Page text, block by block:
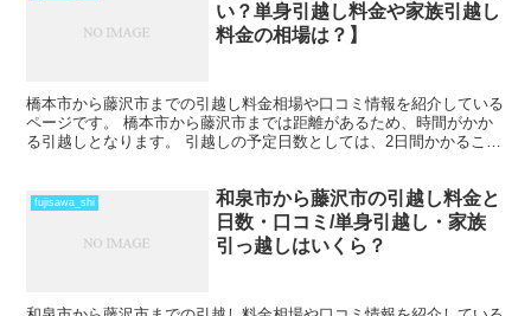
い？単身引越し料金や家族引越し
料金の相場は？】
橋本市から藤沢市までの引越し料金相場や口コミ情報を紹介している
ページです。 橋本市から藤沢市までは距離があるため、時間がかか
る引越しとなります。 引越しの予定日数としては、2日間かかること
fujisawa_shi
和泉市から藤沢市の引越し料金と
日数・口コミ/単身引越し・家族
引っ越しはいくら？